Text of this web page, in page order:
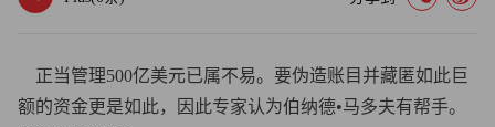
正当管理500亿美元已属不易。要伪造账目并藏匿如此巨
额的资金更是如此，因此专家认为伯纳德•马多夫有帮手。